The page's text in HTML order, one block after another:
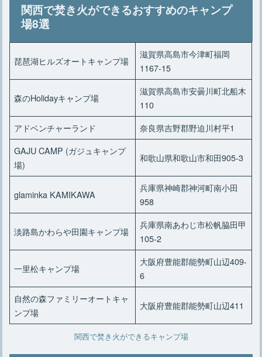
関西で焚き火ができるおすすめのキャンプ
場8選
琵琶湖ヒルズオートキャンプ場
滋賀県高島市今津町福岡
1167-15
森のHolidayキャンプ場
滋賀県高島市安曇川町北船木
110
アドベンチャーランド
奈良県吉野郡野迫川村平1
GAJU CAMP (ガジュキャンプ
場)
和歌山県和歌山市和田905-3
glaminka KAMIKAWA
兵庫県神崎郡神河町南小田
958
淡路島かわらや田園キャンプ場
兵庫県南あわじ市松帆脇田甲
105-2
一里松キャンプ場
大阪府豊能郡能勢町山辺409-
6
自然の森ファミリーオートキャ
ンプ場
大阪府豊能郡能勢町山辺411
関西で焚き火ができるキャンプ場